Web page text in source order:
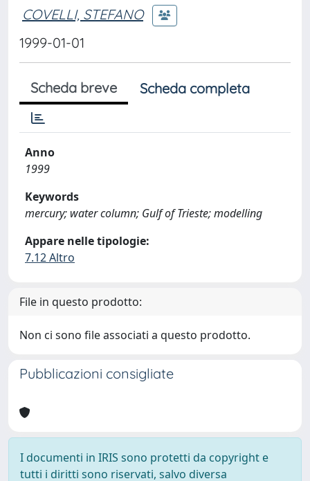
COVELLI, STEFANO
1999-01-01
Scheda breve Scheda completa
Anno
1999
Keywords
mercury; water column; Gulf of Trieste; modelling
Appare nelle tipologie:
7.12 Altro
File in questo prodotto:
Non ci sono file associati a questo prodotto.
Pubblicazioni consigliate
I documenti in IRIS sono protetti da copyright e
tutti i diritti sono riservati, salvo diversa